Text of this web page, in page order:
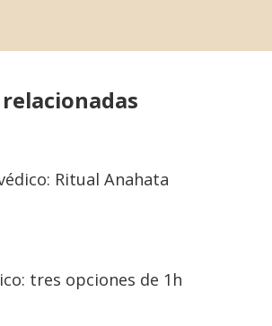
Ritual Anahata
tres opciones de 1h